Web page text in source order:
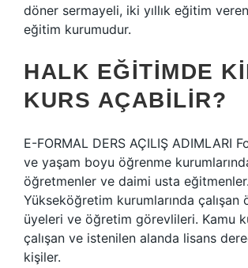
döner sermayeli, iki yıllık eğitim
eğitim kurumudur.
HALK EĞITIMDE
KURS AÇABILIR?
E-FORMAL DERS AÇILIŞ ADIMLARI
ve yaşam boyu öğrenme
öğretmenler ve daimi usta eğitmenler.
Yükseköğretim kurumlarında çalışan
üyeleri ve öğretim görevlileri. Kamu
çalışan ve istenilen alanda lisans
kişiler.